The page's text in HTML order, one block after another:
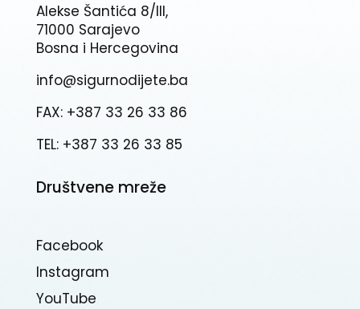
Alekse Šantića 8/III,
71000 Sarajevo
Bosna i Hercegovina
info@sigurnodijete.ba
FAX: +387 33 26 33 86
TEL: +387 33 26 33 85
Društvene mreže
Facebook
Instagram
YouTube